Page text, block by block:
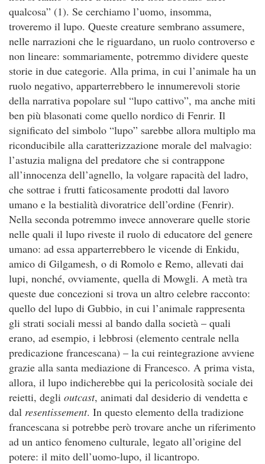
qualcosa” (1). Se cerchiamo l’uomo, insomma,
troveremo il lupo. Queste creature sembrano assumere,
nelle narrazioni che le riguardano, un ruolo controverso e
non lineare: sommariamente, potremmo dividere queste
storie in due categorie. Alla prima, in cui l’animale ha un
ruolo negativo, apparterrebbero le innumerevoli storie
della narrativa popolare sul “lupo cattivo”, ma anche miti
ben più blasonati come quello nordico di Fenrir. Il
significato del simbolo “lupo” sarebbe allora multiplo ma
riconducibile alla caratterizzazione morale del malvagio:
l’astuzia maligna del predatore che si contrappone
all’innocenza dell’agnello, la volgare rapacità del ladro,
che sottrae i frutti faticosamente prodotti dal lavoro
umano e la bestialità divoratrice dell’ordine (Fenrir).
Nella seconda potremmo invece annoverare quelle storie
nelle quali il lupo riveste il ruolo di educatore del genere
umano: ad essa apparterrebbero le vicende di Enkidu,
amico di Gilgamesh, o di Romolo e Remo, allevati dai
lupi, nonché, ovviamente, quella di Mowgli. A metà tra
queste due concezioni si trova un altro celebre racconto:
quello del lupo di Gubbio, in cui l’animale rappresenta
gli strati sociali messi al bando dalla società – quali
erano, ad esempio, i lebbrosi (elemento centrale nella
predicazione francescana) – la cui reintegrazione avviene
grazie alla santa mediazione di Francesco. A prima vista,
allora, il lupo indicherebbe qui la pericolosità sociale dei
reietti, degli outcast, animati dal desiderio di vendetta e
dal resentissement. In questo elemento della tradizione
francescana si potrebbe però trovare anche un riferimento
ad un antico fenomeno culturale, legato all’origine del
potere: il mito dell’uomo-lupo, il licantropo.